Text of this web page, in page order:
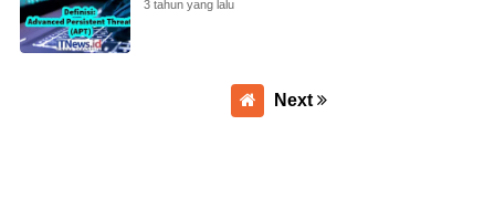
3 tahun yang lalu
Next